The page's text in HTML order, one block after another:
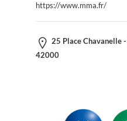
https://www.mma.fr/
25 Place Chavanelle
42000